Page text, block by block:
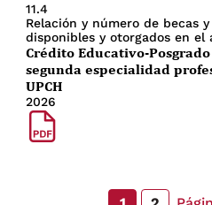
11.4
Relación y número de becas
disponibles y otorgados en el
Crédito Educativo-
segunda especialidad
UPCH
2026